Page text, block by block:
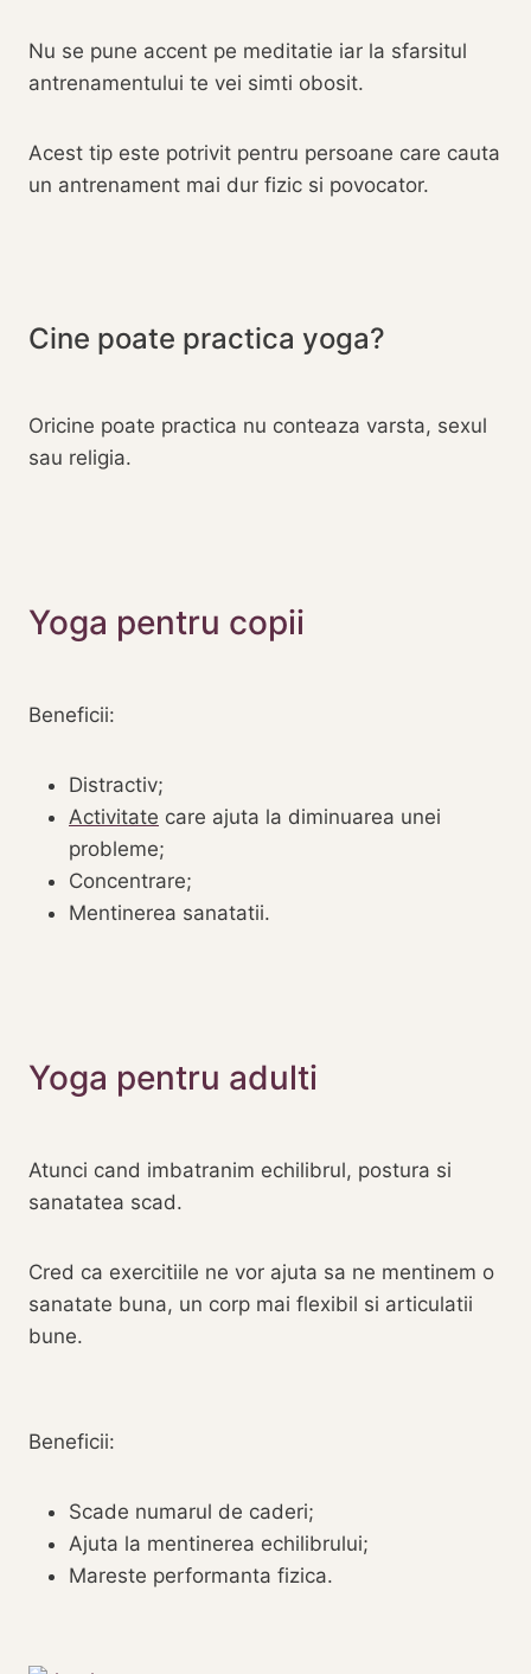
Nu se pune accent pe meditatie iar la sfarsitul
antrenamentului te vei simti obosit.
Acest tip este potrivit pentru persoane care cauta
un antrenament mai dur fizic si povocator.‎
Cine poate practica yoga?‎
Oricine poate practica nu conteaza varsta, sexul
sau religia.
Yoga pentru copii
Beneficii:
Distractiv;
Activitate care ajuta la diminuarea unei
probleme;
Concentrare;
Mentinerea sanatatii.
Yoga pentru adulti
Atunci cand imbatranim echilibrul, postura si
sanatatea scad.
Cred ca exercitiile ne vor ajuta sa ne mentinem o
sanatate buna, un corp mai flexibil si articulatii
bune.
Beneficii:
Scade numarul de caderi;
Ajuta la mentinerea echilibrului;
Mareste performanta fizica.